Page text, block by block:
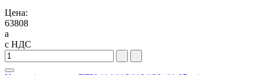
Цена:
63808
a
с НДС